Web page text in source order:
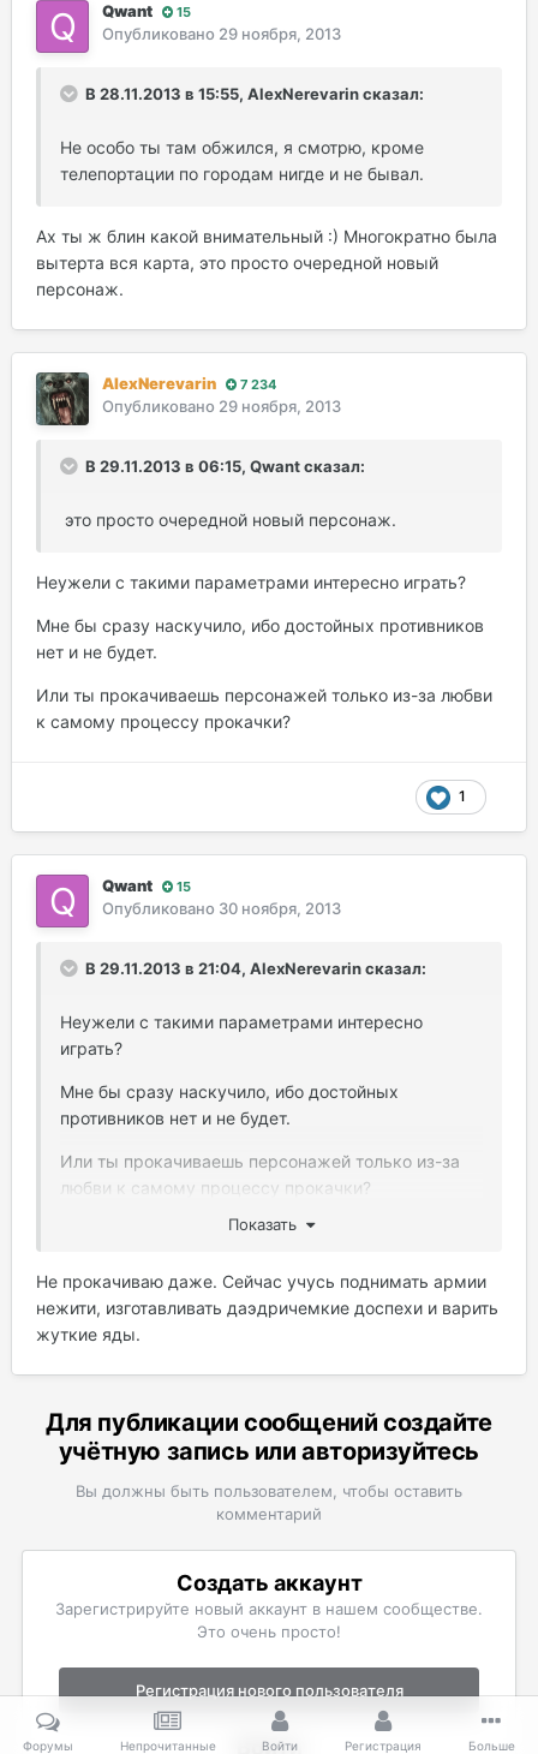
Qwant 15
Опубликовано 29 ноября, 2013
В 28.11.2013 в 15:55, AlexNerevarin сказал:
Не особо ты там обжился, я смотрю, кроме
телепортации по городам нигде и не бывал.
Ах ты ж блин какой внимательный :) Многократно была
вытерта вся карта, это просто очередной новый
персонаж.
AlexNerevarin 7 234
Опубликовано 29 ноября, 2013
В 29.11.2013 в 06:15, Qwant сказал:
это просто очередной новый персонаж.
Неужели с такими параметрами интересно играть?
Мне бы сразу наскучило, ибо достойных противников
нет и не будет.
Или ты прокачиваешь персонажей только из-за любви
к самому процессу прокачки?
1
Qwant 15
Опубликовано 30 ноября, 2013
В 29.11.2013 в 21:04, AlexNerevarin сказал:
Неужели с такими параметрами интересно
играть?
Мне бы сразу наскучило, ибо достойных
противников нет и не будет.
Или ты прокачиваешь персонажей только из-за
любви к самому процессу прокачки?
Показать
Не прокачиваю даже. Сейчас учусь поднимать армии
нежити, изготавливать даэдричемкие доспехи и варить
жуткие яды.
Для публикации сообщений создайте
учётную запись или авторизуйтесь
Вы должны быть пользователем, чтобы оставить
комментарий
Создать аккаунт
Зарегистрируйте новый аккаунт в нашем сообществе.
Это очень просто!
Регистрация нового пользователя
Войти
Форумы Непрочитанные Войти Регистрация Больше